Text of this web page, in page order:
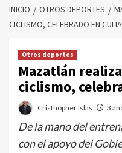
INICIO OTROS DEPORTES
CICLISMO, CELEBRADO EN
Otros deportes
Mazatlán
ciclismo,
Cristhopher Islas 3
De la mano del
con el apoyo del